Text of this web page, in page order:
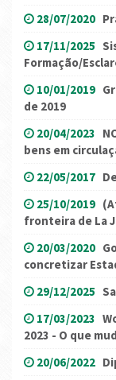
28/07/2020
17/11/2025
Formação/
10/01/2019
de 2019
20/04/2023
bens em
22/05/2017
25/10/2019
fronteira de La
20/03/2020
concretizar
29/12/2025
17/03/2023
2023 - O que
20/06/2022